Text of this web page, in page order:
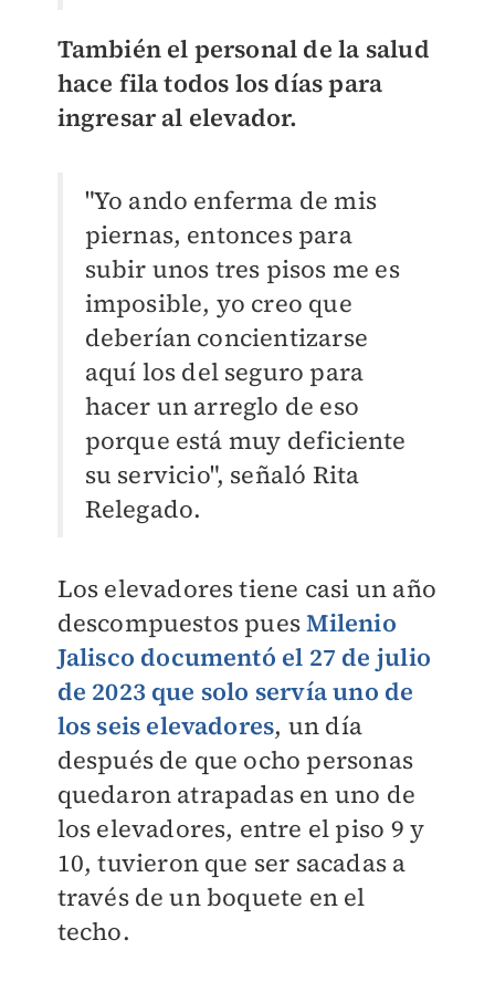
También el personal de la salud
hace fila todos los días para
ingresar al elevador.
"Yo ando enferma de mis
piernas, entonces para
subir unos tres pisos me es
imposible, yo creo que
deberían concientizarse
aquí los del seguro para
hacer un arreglo de eso
porque está muy deficiente
su servicio", señaló Rita
Relegado.
Los elevadores tiene casi un año
descompuestos puesMilenio
Jalisco documentó el 27 de julio
de 2023 que solo servía uno de
los seis elevadores, un día
después de que ocho personas
quedaron atrapadas en uno de
los elevadores, entre el piso 9 y
10, tuvieron que ser sacadas a
través de un boquete en el
techo.